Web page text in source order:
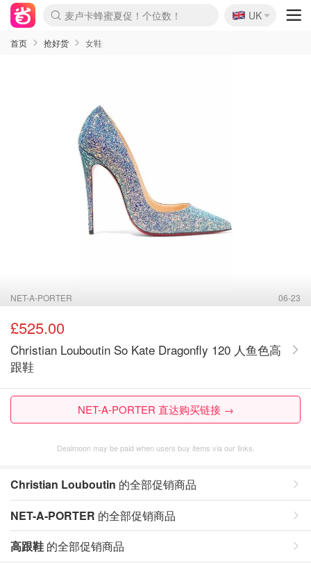
麦卢卡蜂蜜夏促！个位数！
Prada/Miu 4.8折！
啥？必胜客披萨5折！
🇬🇧
UK
首页 抢好货 女鞋
NET-A-PORTER 06-23
£525.00
Christian Louboutin So Kate Dragonfly 120 人鱼色高
跟鞋
NET-A-PORTER 直达购买链接 →
Dealmoon may be paid when users buy items via our links.
Christian Louboutin 的全部促销商品
NET-A-PORTER 的全部促销商品
高跟鞋 的全部促销商品